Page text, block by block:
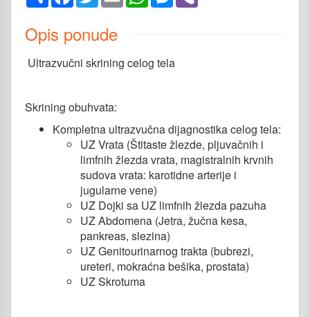
Opis ponude
Ultrazvučni skrining celog tela
Skrining obuhvata:
Kompletna ultrazvučna dijagnostika celog tela:
UZ Vrata (Štitaste žlezde, pljuvačnih i
limfnih žlezda vrata, magistralnih krvnih
sudova vrata: karotidne arterije i
jugularne vene)
UZ Dojki sa UZ limfnih žlezda pazuha
UZ Abdomena (Jetra, žučna kesa,
pankreas, slezina)
UZ Genitourinarnog trakta (bubrezi,
ureteri, mokraćna bešika, prostata)
UZ Skrotuma